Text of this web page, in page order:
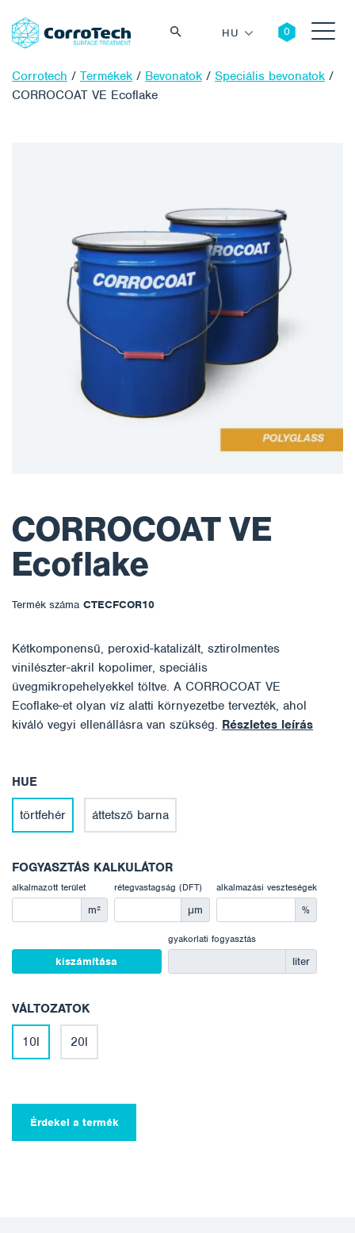
HU
Corrotech / Termékek / Bevonatok / Speciális bevonatok /
CORROCOAT VE Ecoflake
CORROCOAT VE
Ecoflake
Termék száma CTECFCOR10
Kétkomponensű, peroxid-katalizált, sztirolmentes
vinilészter-akril kopolimer, speciális
üvegmikropehelyekkel töltve. A CORROCOAT VE
Ecoflake-et olyan víz alatti környezetbe tervezték, ahol
kiváló vegyi ellenállásra van szükség. Részletes leírás
HUE
törtfehér áttetsző barna
FOGYASZTÁS KALKULÁTOR
alkalmazott terület
m²
rétegvastagság (DFT)
μm
alkalmazási veszteségek
%
kiszámítása
gyakorlati fogyasztás
liter
VÁLTOZATOK
10l 20l
Érdekel a termék